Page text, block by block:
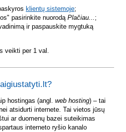
klientų sistemoje;
pasirinkite nuorodą Plačiau... ;
ir paspauskite mygtuką
veikti per 1 val.
hostingas (angl. web hosting) – tai
atsidurti internete. Tai vietos jūsų
ar duomenų bazei suteikimas
interneto ryšio kanalo